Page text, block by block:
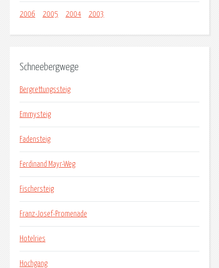
2006 2005 2004 2003
Schneebergwege
Bergrettungssteig
Emmysteig
Fadensteig
Ferdinand Mayr-Weg
Fischersteig
Franz-Josef-Promenade
Hotelries
Hochgang